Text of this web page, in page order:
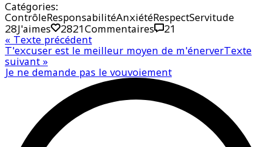
Catégories:
ContrôleResponsabilitéAnxiétéRespectServitude
28J'aimes 2821Commentaires
21
« Texte précédent
T'excuser est le meilleur moyen de m'énerverTexte
suivant »
Je ne demande pas le vouvoiement